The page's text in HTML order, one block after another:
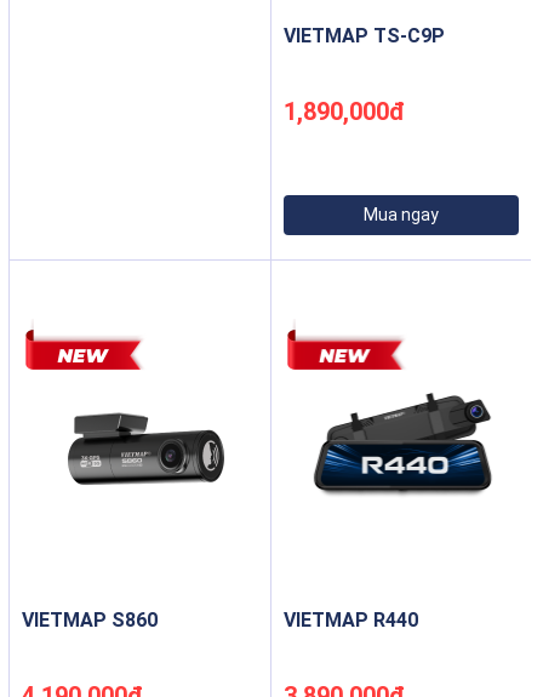
VIETMAP TS-C9P
1,890,000đ
Mua ngay
VIETMAP S860 VIETMAP R440